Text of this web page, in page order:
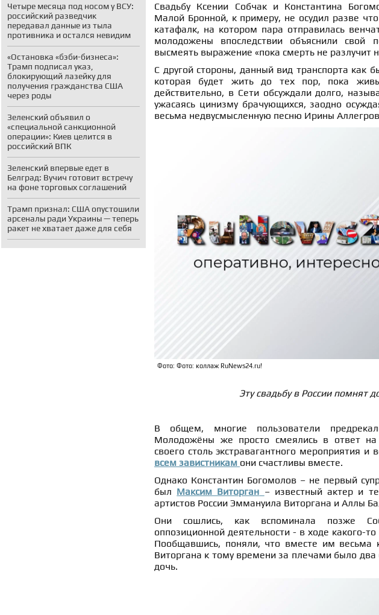
Четыре месяца под носом у ВСУ:
российский разведчик
передавал данные из тыла
противника и остался невидим
«Остановка «бэби-бизнеса»:
Трамп подписал указ,
блокирующий лазейку для
получения гражданства США
через роды
Зеленский объявил о
«специальной санкционной
операции»: Киев целится в
российский ВПК
Зеленский впервые едет в
Белград: Вучич готовит встречу
на фоне торговых соглашений
Трамп признал: США опустошили
арсеналы ради Украины — теперь
ракет не хватает даже для себя
Свадьбу Ксении Собчак и Константина
Малой Бронной, к примеру, не осудил разве
катафалк, на котором пара отправилась
молодожены впоследствии объяснили свой
высмеять выражение «пока смерть не разлучит
С другой стороны, данный вид транспорта как
которая будет жить до тех пор, пока
действительно, в Сети обсуждали долго,
ужасаясь цинизму брачующихся, заодно
весьма недвусмысленную песню Ирины
Фото: Фото: коллаж RuNews24.ru!
Эту свадьбу в России помнят
В общем, многие пользователи
Молодожёны же просто смеялись в ответ на
своего столь экстравагантного мероприятия и
всем завистникам они счастливы вместе.
Однако Константин Богомолов – не первый
был Максим Виторган – известный актер и
артистов России Эммануила Виторгана и Аллы
Они сошлись, как вспоминала позже
оппозиционной деятельности - в ходе какого-
Пообщавшись, поняли, что вместе им весьма
Виторгана к тому времени за плечами было два
дочь.